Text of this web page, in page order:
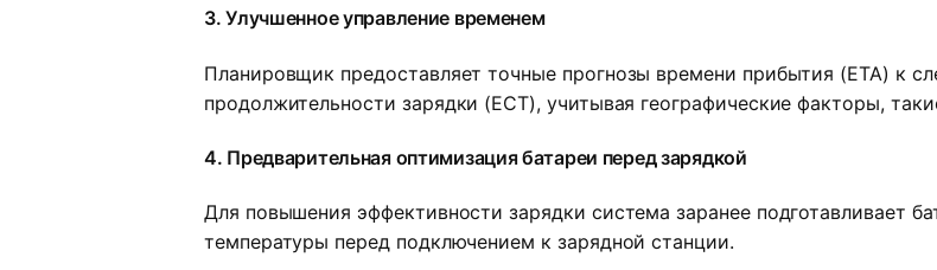
3. Улучшенное управление временем
Планировщик предоставляет точные прогнозы времени прибытия (ETA) к
продолжительности зарядки (ECT), учитывая географические факторы,
4. Предварительная оптимизация батареи перед зарядкой
Для повышения эффективности зарядки система заранее подготавливает
температуры перед подключением к зарядной станции.